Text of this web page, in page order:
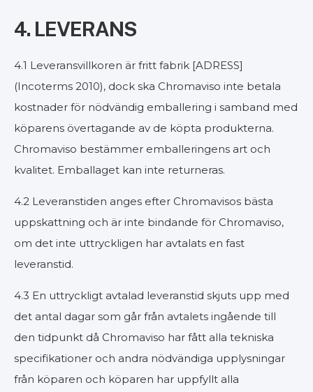
4. LEVERANS
4.1 Leveransvillkoren är fritt fabrik [ADRESS]
(Incoterms 2010), dock ska Chromaviso inte betala
kostnader för nödvändig emballering i samband med
köparens övertagande av de köpta produkterna.
Chromaviso bestämmer emballeringens art och
kvalitet. Emballaget kan inte returneras.
4.2 Leveranstiden anges efter Chromavisos bästa
uppskattning och är inte bindande för Chromaviso,
om det inte uttryckligen har avtalats en fast
leveranstid.
4.3 En uttryckligt avtalad leveranstid skjuts upp med
det antal dagar som går från avtalets ingående till
den tidpunkt då Chromaviso har fått alla tekniska
specifikationer och andra nödvändiga upplysningar
från köparen och köparen har uppfyllt alla